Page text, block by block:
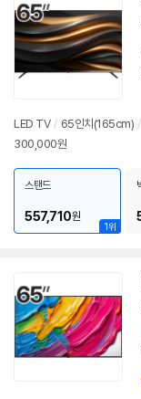
LED TV / 65인치(165cm) /
300,000원
1위
스탠드
557,710원